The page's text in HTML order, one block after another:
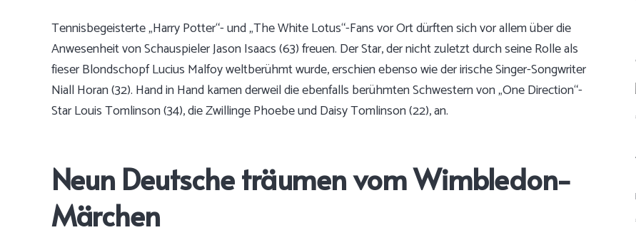
Tennisbegeisterte „Harry Potter“- und „The White Lotus“-Fans vor Ort dürften sich vor allem über die
Anwesenheit von Schauspieler Jason Isaacs (63) freuen. Der Star, der nicht zuletzt durch seine Rolle als
fieser Blondschopf Lucius Malfoy weltberühmt wurde, erschien ebenso wie der irische Singer-Songwriter
Niall Horan (32). Hand in Hand kamen derweil die ebenfalls berühmten Schwestern von „One Direction“-
Star Louis Tomlinson (34), die Zwillinge Phoebe und Daisy Tomlinson (22), an.
Neun Deutsche träumen vom Wimbledon-
Märchen